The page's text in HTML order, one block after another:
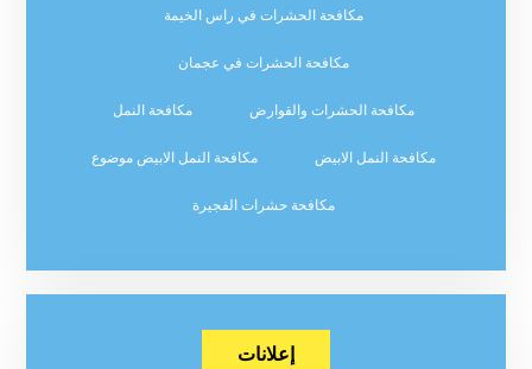
مكافحة الحشرات في راس الخيمة
مكافحة الحشرات في عجمان
مكافحة الحشرات والقوارض مكافحة النمل
مكافحة النمل الابيض مكافحة النمل الابيض موضوع
مكافحة حشرات الفجيرة
إعلانات